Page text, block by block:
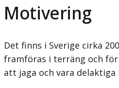
Motivering
Det finns i Sverige cirka
framföras i terräng och
att jaga och vara delaktiga